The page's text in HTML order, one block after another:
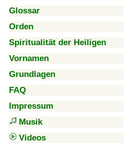
Glossar
Orden
Spiritualität der Heiligen
Vornamen
Grundlagen
FAQ
Impressum
Musik
Videos